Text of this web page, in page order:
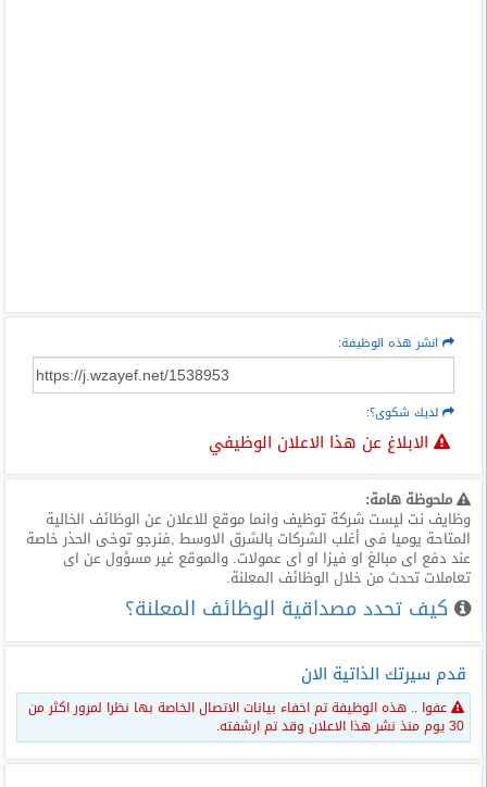
انشر هذه الوظيفة:
لديك شكوى؟:
الابلاغ عن هذا الاعلان الوظيفي
ملحوظة هامة:
وظايف نت ليست شركة توظيف وانما موقع للاعلان عن الوظائف الخالية
المتاحة يوميا فى أغلب الشركات بالشرق الاوسط ,فنرجو توخى الحذر خاصة
عند دفع اى مبالغ او فيزا او اى عمولات. والموقع غير مسؤول عن اى
تعاملات تحدث من خلال الوظائف المعلنة.
كيف تحدد مصداقية الوظائف المعلنة؟
قدم سيرتك الذاتية الان
عفوا .. هذه الوظيفة تم اخفاء بيانات الاتصال الخاصة بها نظرا لمرور اكثر من
30 يوم منذ نشر هذا الاعلان وقد تم ارشفته.